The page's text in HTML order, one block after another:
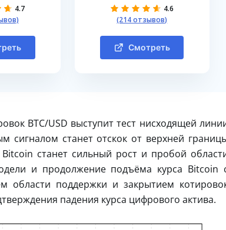
4.7
4.6
(214 отзывов)
Смотреть
BTC/USD выступит тест нисходящей
сигналом станет отскок от верхней
станет сильный рост и пробой
и продолжение подъёма курса Bitcoin
области поддержки и закрытием
падения курса цифрового актива.